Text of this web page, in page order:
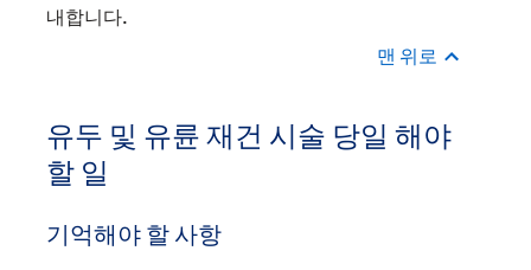
내합니다.
맨 위로
유두 및 유륜 재건 시술 당일 해야
할 일
기억해야 할 사항